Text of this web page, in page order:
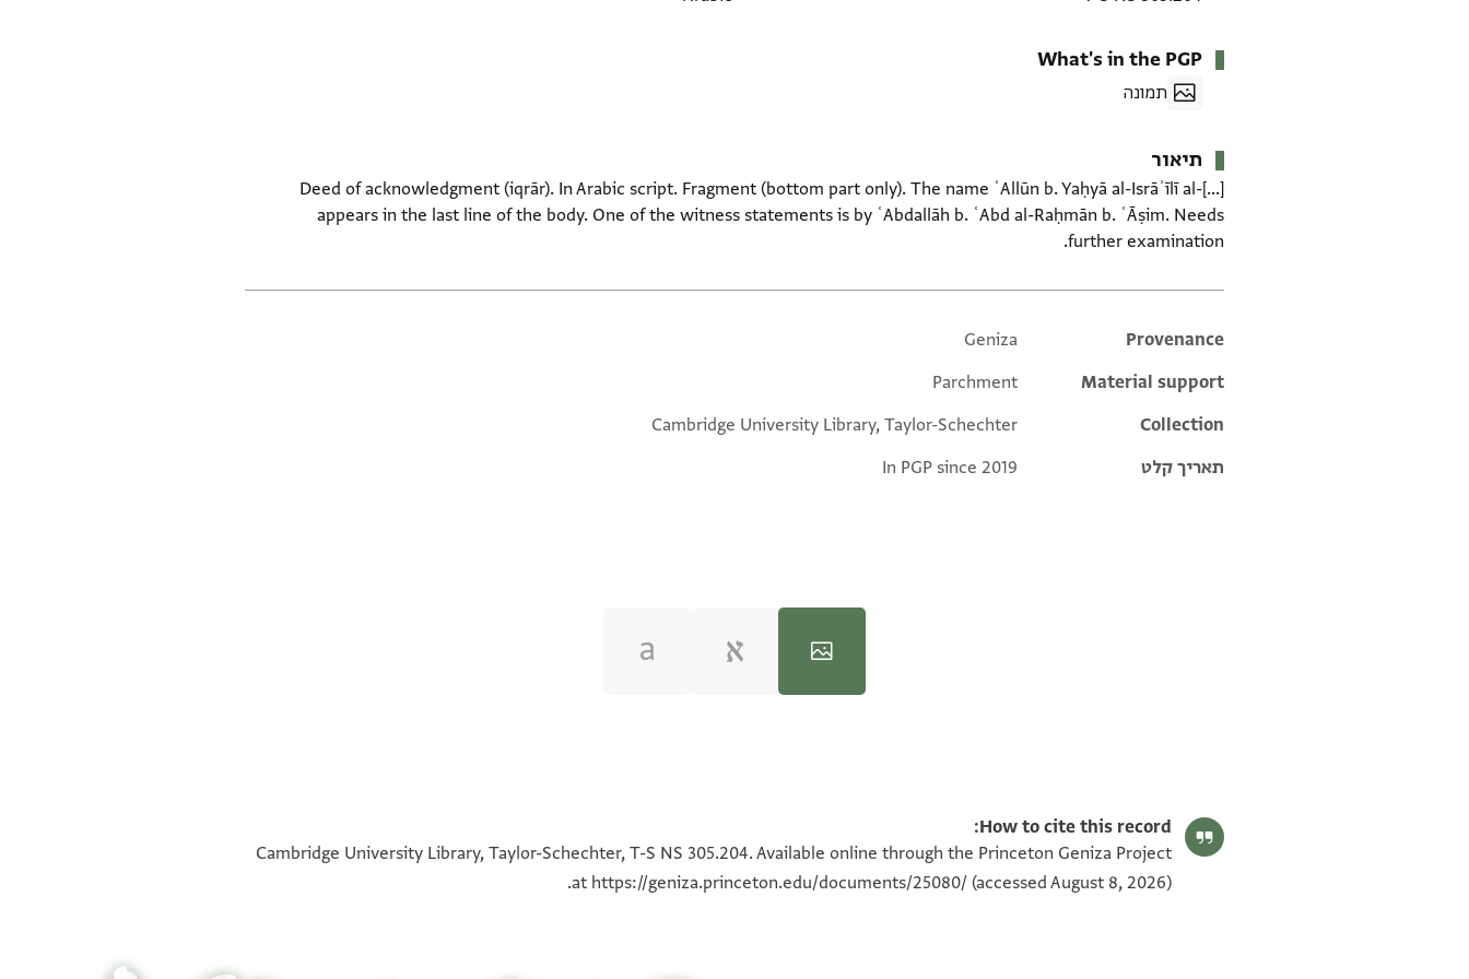
What's in the PGP
תמונה
תיאור
Deed of acknowledgment (iqrār). In Arabic script. Fragment (bottom part only). The name ʿAllūn b. Yaḥyā al-Isrāʾīlī al-[...]
appears in the last line of the body. One of the witness statements is by ʿAbdallāh b. ʿAbd al-Raḥmān b. ʿĀṣim. Needs
further examination.
Additional metadata
Provenance
Geniza
Material support
Parchment
Collection
Cambridge University Library, Taylor-Schechter
תאריך קלט
In PGP since 2019
How to cite this record:
Cambridge University Library, Taylor-Schechter, T-S NS 305.204. Available online through the Princeton Geniza Project
at https://geniza.princeton.edu/documents/25080/ (accessed August 8, 2026).